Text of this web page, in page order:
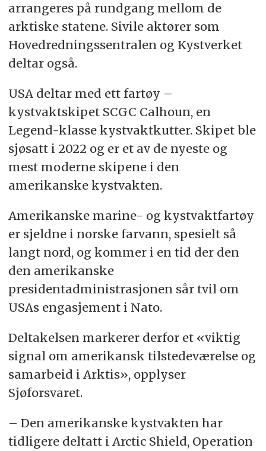
arrangeres på rundgang mellom de
arktiske statene. Sivile aktører som
Hovedredningssentralen og Kystverket
deltar også.
USA deltar med ett fartøy –
kystvaktskipet SCGC Calhoun, en
Legend-klasse kystvaktkutter. Skipet ble
sjøsatt i 2022 og er et av de nyeste og
mest moderne skipene i den
amerikanske kystvakten.
Amerikanske marine- og kystvaktfartøy
er sjeldne i norske farvann, spesielt så
langt nord, og kommer i en tid der den
den amerikanske
presidentadministrasjonen sår tvil om
USAs engasjement i Nato.
Deltakelsen markerer derfor et «viktig
signal om amerikansk tilstedeværelse og
samarbeid i Arktis», opplyser
Sjøforsvaret.
– Den amerikanske kystvakten har
tidligere deltatt i Arctic Shield, Operation